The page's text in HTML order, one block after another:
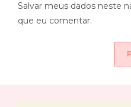
Salvar meus dados neste
que eu comentar.